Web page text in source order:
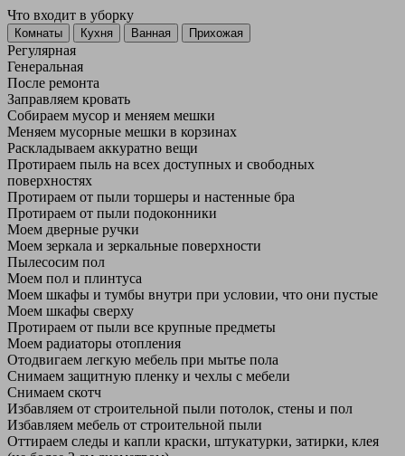
Что входит в уборку
Регу­лярная
Гене­ральная
После ремонта
Заправляем кровать
Собираем мусор и меняем мешки
Меняем мусорные мешки в корзинах
Раскладываем аккуратно вещи
Протираем пыль на всех доступных и свободных
поверхностях
Протираем от пыли торшеры и настенные бра
Протираем от пыли подоконники
Моем дверные ручки
Моем зеркала и зеркальные поверхности
Пылесосим пол
Моем пол и плинтуса
Моем шкафы и тумбы внутри при условии, что они пустые
Моем шкафы сверху
Протираем от пыли все крупные предметы
Моем радиаторы отопления
Отодвигаем легкую мебель при мытье пола
Снимаем защитную пленку и чехлы с мебели
Снимаем скотч
Избавляем от строительной пыли потолок, стены и пол
Избавляем мебель от строительной пыли
Оттираем следы и капли краски, штукатурки, затирки, клея